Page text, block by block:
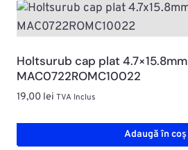
Holtsurub cap plat 4.7×15.8mm
MAC0722ROMC10022
19,00 lei TVA Inclus
Adaugă în coș